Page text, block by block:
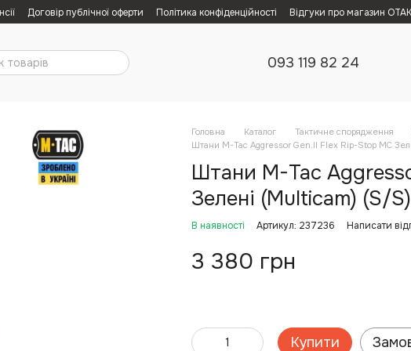
Договір публічної оферти Політика конфіденційності Відгуки про магазин ОТАК
093 119 82 24
Головна Каталог Тактичне спорядження
Штани M-Tac Aggressor Gen.II Flex Rip-Stop MC
Штани M-Tac
Зелені (Multicam) (S/S)
В наявності Артикул: 237236 Написати
3 380 грн
Купити